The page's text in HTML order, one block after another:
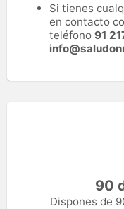
Si tienes
en contacto
teléfono 91
90
Dispones de